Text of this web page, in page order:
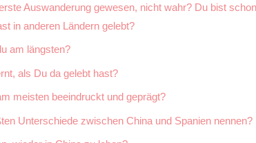
Auswanderung gewesen, nicht wahr? Du bist
in anderen Ländern gelebt?
am längsten?
als Du da gelebt hast?
meisten beeindruckt und geprägt?
Unterschiede zwischen China und Spanien nennen?